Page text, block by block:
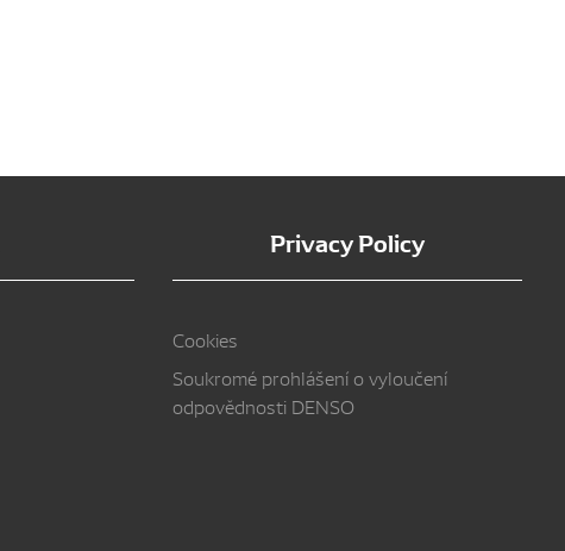
Privacy Policy
Cookies
Soukromé prohlášení o vyloučení
odpovědnosti DENSO